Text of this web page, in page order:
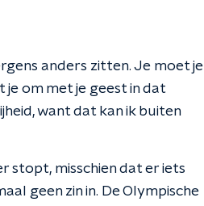
anders zitten. Je moet je
je om met je geest in dat
want dat kan ik buiten
stopt, misschien dat er iets
geen zin in. De Olympische